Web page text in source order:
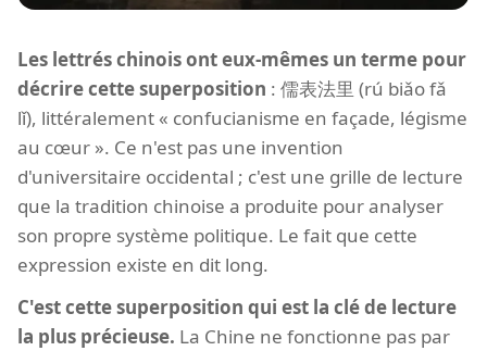
Les lettrés chinois ont eux-mêmes un terme pour
décrire cette superposition : 儒表法里 (rú biǎo fǎ
lǐ), littéralement « confucianisme en façade, légisme
au cœur ». Ce n'est pas une invention
d'universitaire occidental ; c'est une grille de lecture
que la tradition chinoise a produite pour analyser
son propre système politique. Le fait que cette
expression existe en dit long.
C'est cette superposition qui est la clé de lecture
la plus précieuse. La Chine ne fonctionne pas par